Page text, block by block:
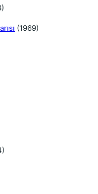
(1969)